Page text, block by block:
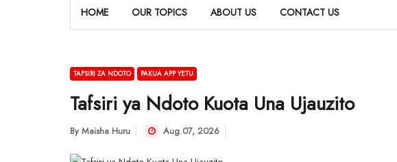
HOME OUR TOPICS ABOUT US CONTACT US
TAFSIRI ZA NDOTO PAKUA APP YETU
Tafsiri ya Ndoto Kuota Una Ujauzito
By Maisha Huru Aug 07, 2026